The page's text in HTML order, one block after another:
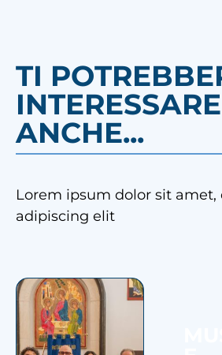
TI
INTERESSARE
ANCHE...
Lorem ipsum dolor sit amet,
adipiscing elit